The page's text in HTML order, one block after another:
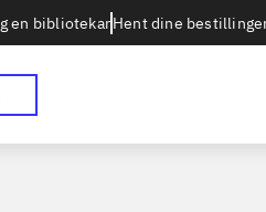
en bibliotekarHent dine